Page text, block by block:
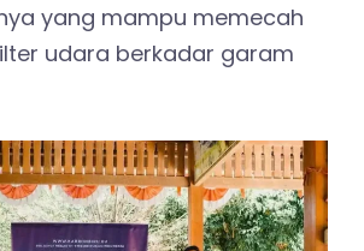
yang mampu memecah
udara berkadar garam